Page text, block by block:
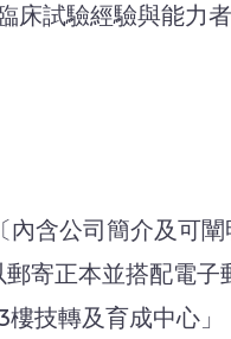
試驗經驗與能力者
含公司簡介及可
寄正本並搭配電
技轉及育成中心」